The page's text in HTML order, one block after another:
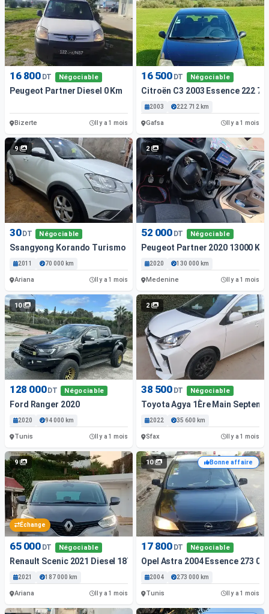
16 800 DT Négociable
Peugeot Partner Diesel 0 Km
Bizerte Il y a 1 mois
16 500 DT Négociable
Citroën C3 2003 Essence 222
2003 222 712 km
Gafsa Il y a 1 mois
9
30DT Négociable
Ssangyong Korando Turismo 2011 7000 Km
2011 70 000 km
Ariana Il y a 1 mois
2
52 000 DT Négociable
Peugeot Partner 2020 13000 Km
2020 130 000 km
Medenine Il y a 1 mois
10
128 000DT Négociable
Ford Ranger 2020
2020 94 000 km
Tunis Il y a 1 mois
2
38 500 DT Négociable
Toyota Agya 1Ère Main
2022 35 600 km
Sfax Il y a 1 mois
9
Échange
65 000 DT Négociable
Renault Scenic 2021 Diesel 187 000 Km
2021 187 000 km
Ariana Il y a 1 mois
10 Bonne affaire
17 800 DT Négociable
Opel Astra 2004 Essence 273
2004 273 000 km
Tunis Il y a 1 mois